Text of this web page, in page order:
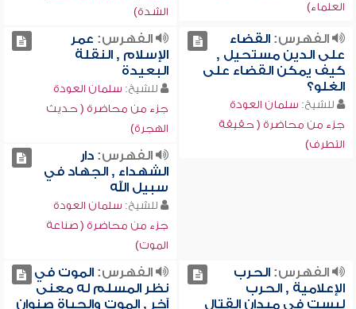
العلماء)
الشدة)
الفهرس:القضاء
على الدين مستحيل ,
كيف يمكن القضاء على
الغلو؟
للشيخ: سلمان العودة
جزء من محاضرة ( حقيقة
التطرف)
الفهرس: عمر
الإسلام , النقلة
البعيدة
للشيخ: سلمان العودة
جزء من محاضرة ( حديث
الهجرة)
الفهرس:دار
الشهداء , الجهاد في
سبيل الله
للشيخ: سلمان العودة
جزء من محاضرة ( صناعة
الموت)
الفهرس:الحرب
الإعلامية , الحرب
ليست في ميدان القتال
الفهرس:الموت في
نظر المسلم له معنى
آخر , الموت والحياة صنوان